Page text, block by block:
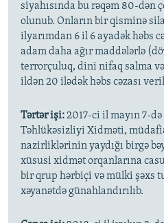
siyahısında bu rəqəm 80-dən
olunub. Onların bir qisminə
ilyarımdan 6 il 6 ayadək həbs
adam daha ağır maddələrlə
terrorçuluq, dini nifaq salma
ildən 20 ilədək həbs cəzası
Tərtər işi:2017-ci il mayın 7-
Təhlükəsizliyi Xidməti,
nazirliklərinin yaydığı birgə
xüsusi xidmət orqanlarına
bir qrup hərbiçi və mülki şəxs
xəyanətdə günahlandırılıb.